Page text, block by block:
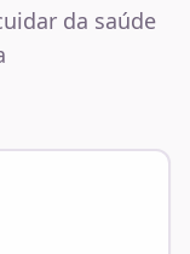
da saúde